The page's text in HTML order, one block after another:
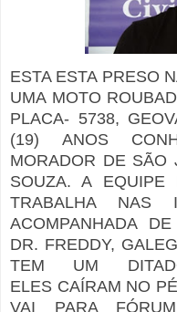
ESTA ESTA PRESO
UMA MOTO
PLACA- 5738,
(19) ANOS
MORADOR DE SÃO
SOUZA. A
TRABALHA NAS
ACOMPANHADA
DR. FREDDY,
TEM UM
ELES CAÍRAM NO
VAI PARA